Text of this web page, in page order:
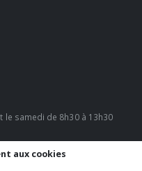
le samedi de 8h30 à 13h30
aux cookies